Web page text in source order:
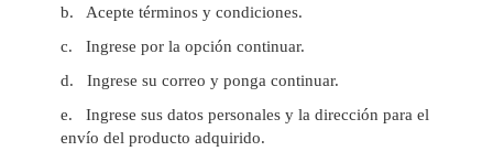
b. Acepte términos y condiciones.
c. Ingrese por la opción continuar.
d. Ingrese su correo y ponga continuar.
e. Ingrese sus datos personales y la dirección para el
envío del producto adquirido.